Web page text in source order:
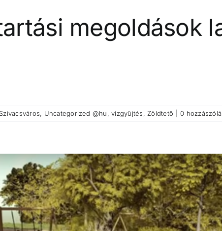
megoldások
Szivacsváros, Uncategorized @hu,vízgyűjtés, Zöldtető 0